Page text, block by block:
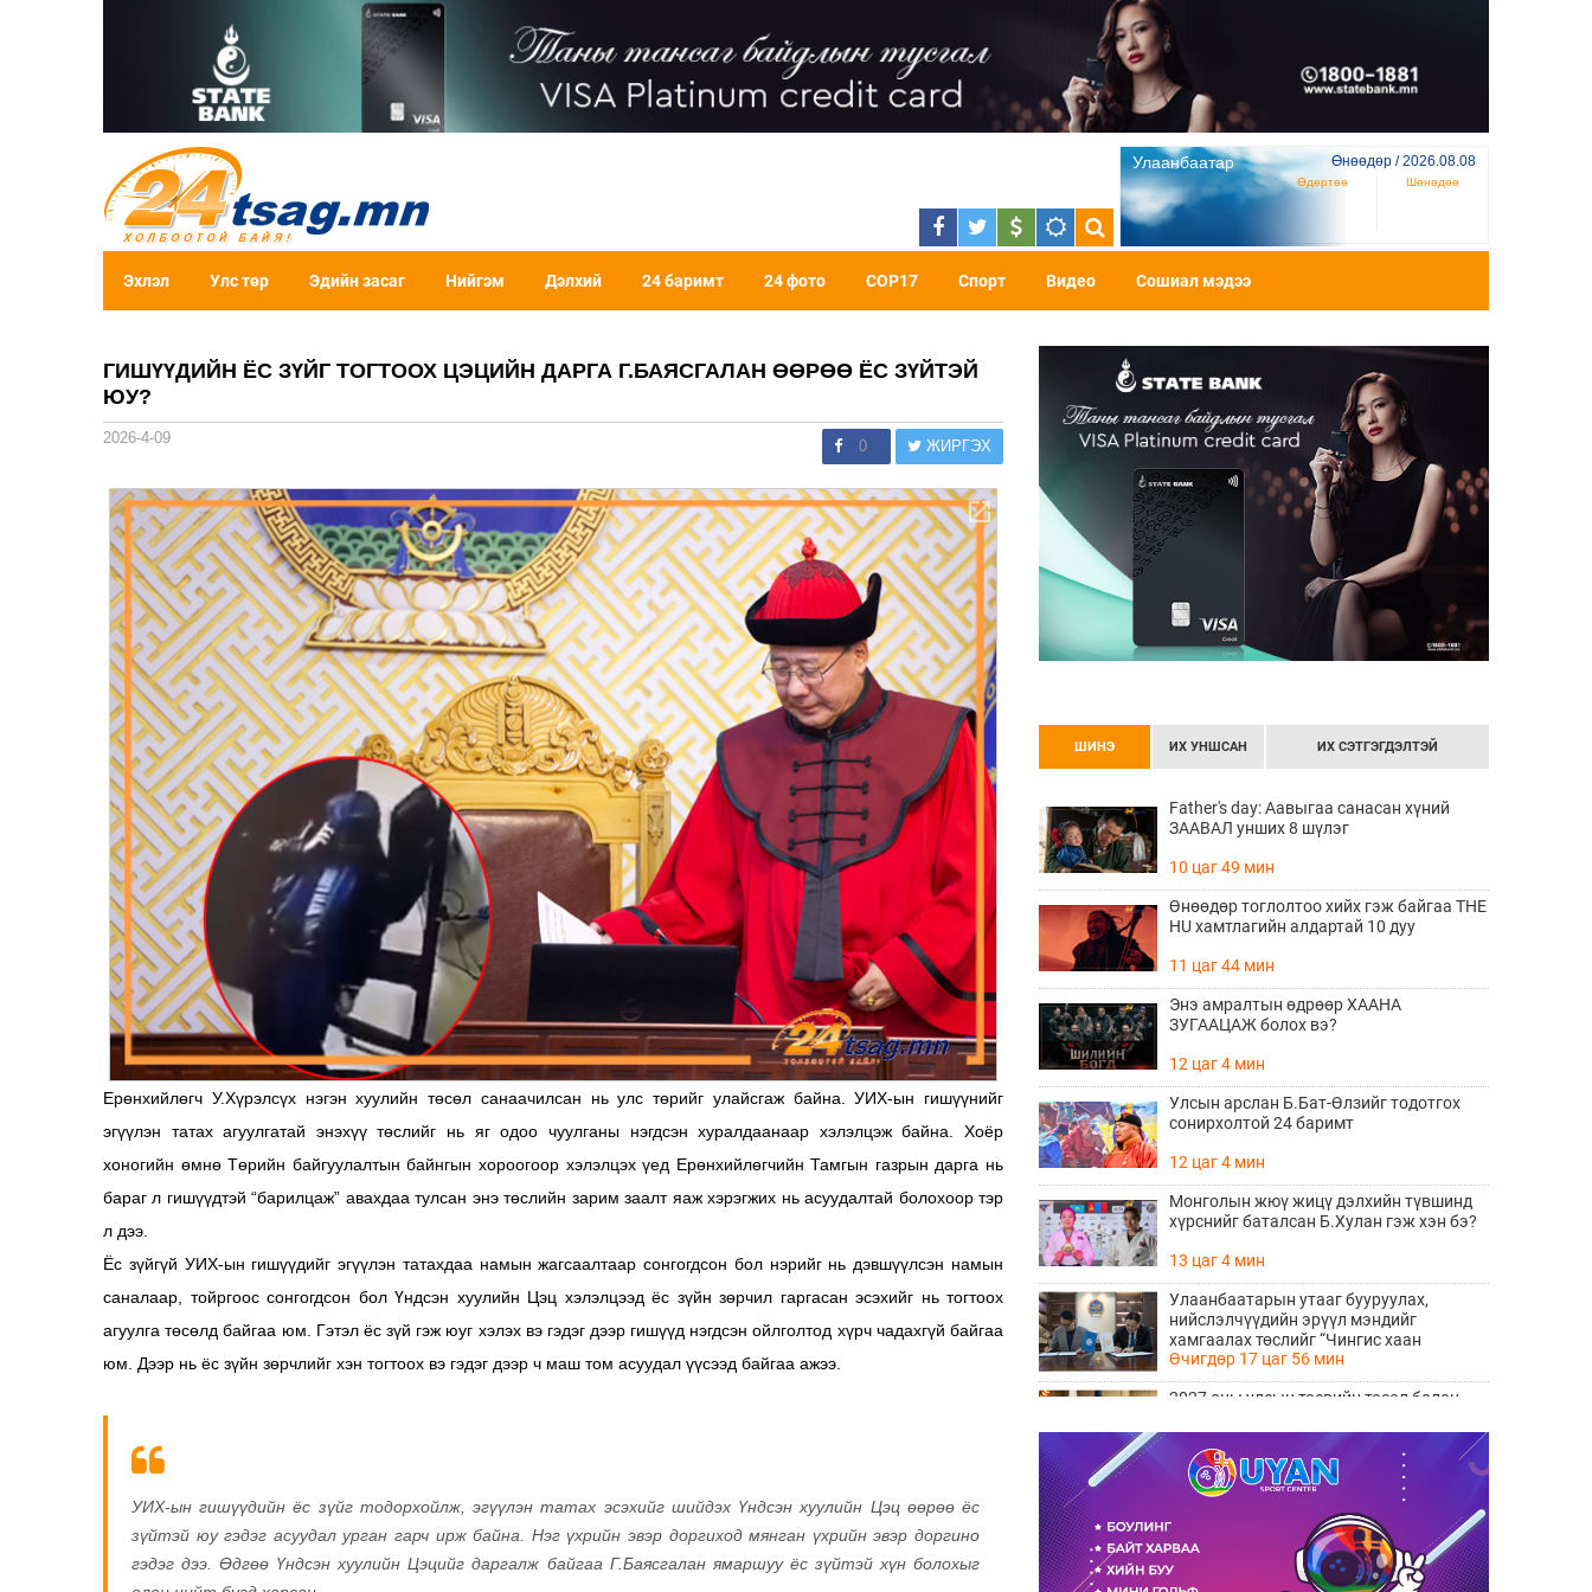
Улаанбаатар Өнөөдөр / 2026.08.08
Өдөртөө Шөнөдөө
Эхлэл Улс төр Эдийн засаг Нийгэм Дэлхий 24 баримт 24 фото COP17 Спорт Видео Сошиал мэдээ
ГИШҮҮДИЙН ЁС ЗҮЙГ ТОГТООХ ЦЭЦИЙН ДАРГА Г.БАЯСГАЛАН ӨӨРӨӨ ЁС ЗҮЙТЭЙ
ЮУ?
2026-4-09 0 ЖИРГЭХ
Ерөнхийлөгч У.Хүрэлсүх нэгэн хуулийн төсөл санаачилсан нь улс төрийг улайсгаж байна. УИХ-ын гишүүнийг
эгүүлэн татах агуулгатай энэхүү төслийг нь яг одоо чуулганы нэгдсэн хуралдаанаар хэлэлцэж байна. Хоёр
хоногийн өмнө Төрийн байгуулалтын байнгын хороогоор хэлэлцэх үед Ерөнхийлөгчийн Тамгын газрын дарга нь
бараг л гишүүдтэй “барилцаж” авахдаа тулсан энэ төслийн зарим заалт яаж хэрэгжих нь асуудалтай болохоор тэр
л дээ.
Ёс зүйгүй УИХ-ын гишүүдийг эгүүлэн татахдаа намын жагсаалтаар сонгогдсон бол нэрийг нь дэвшүүлсэн намын
саналаар, тойргоос сонгогдсон бол Үндсэн хуулийн Цэц хэлэлцээд ёс зүйн зөрчил гаргасан эсэхийг нь тогтоох
агуулга төсөлд байгаа юм. Гэтэл ёс зүй гэж юуг хэлэх вэ гэдэг дээр гишүүд нэгдсэн ойлголтод хүрч чадахгүй байгаа
юм. Дээр нь ёс зүйн зөрчлийг хэн тогтоох вэ гэдэг дээр ч маш том асуудал үүсээд байгаа ажээ.
УИХ-ын гишүүдийн ёс зүйг тодорхойлж, эгүүлэн татах эсэхийг шийдэх Үндсэн хуулийн Цэц өөрөө ёс
зүйтэй юу гэдэг асуудал урган гарч ирж байна. Нэг үхрийн эвэр доргиход мянган үхрийн эвэр доргино
гэдэг дээ. Өдгөө Үндсэн хуулийн Цэцийг даргалж байгаа Г.Баясгалан ямаршуу ёс зүйтэй хүн болохыг
ШИНЭ ИХ УНШСАН ИХ СЭТГЭГДЭЛТЭЙ
Father's day: Аавыгаа санасан хүний
ЗААВАЛ унших 8 шүлэг
10 цаг 49 мин
Өнөөдөр тоглолтоо хийх гэж байгаа THE
HU хамтлагийн алдартай 10 дуу
11 цаг 44 мин
Энэ амралтын өдрөөр ХААНА
ЗУГААЦАЖ болох вэ?
12 цаг 4 мин
Улсын арслан Б.Бат-Өлзийг тодотгох
сонирхолтой 24 баримт
12 цаг 4 мин
Монголын жюү жицү дэлхийн түвшинд
хүрснийг баталсан Б.Хулан гэж хэн бэ?
13 цаг 4 мин
Улаанбаатарын утааг бууруулах,
нийслэлчүүдийн эрүүл мэндийг
хамгаалах төслийг “Чингис хаан
баялгийн сан нэгдэл” ХХК-тай хамтран
хэрэгжүүлнэ
Өчигдөр 17 цаг 56 мин
2027 оны улсын төсвийн төсөл болон
олон нийтийн хэлэлцүүлэг боллоо
Өчигдөр 17 цаг 38 мин
Нийгмийн даатгалын сангийн хөрөнгө
7.6 тэрбум төгрөгөөр арвижлаа
Өчигдөр 17 цаг 18 мин